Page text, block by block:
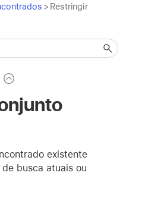
> Restringir
existente
busca atuais ou